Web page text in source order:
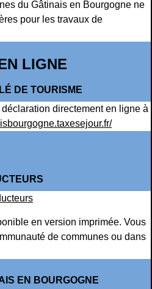
du Gâtinais en Bourgogne ne
pour les travaux de
LIGNE
DE TOURISME
directement en ligne à
en version imprimée. Vous
de communes ou dans
EN BOURGOGNE